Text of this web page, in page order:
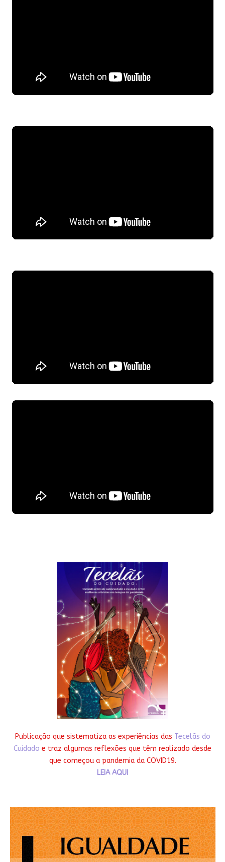
Publicação que sistematiza as experiências das Tecelãs do
Cuidado e traz algumas reflexões que têm realizado desde
que começou a pandemia da COVID19.
LEIA AQUI